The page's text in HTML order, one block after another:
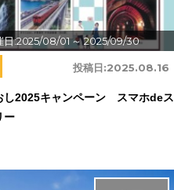
日:2025/08/01～ 2025/09/30
投稿日:2025.08.16
し2025キャンペーン スマホdeス
ー